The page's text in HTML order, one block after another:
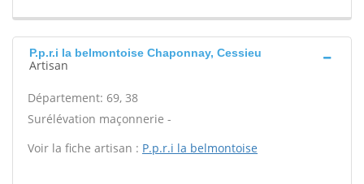
P.p.r.i la belmontoise Chaponnay, Cessieu
Artisan
Département: 69, 38
Surélévation maçonnerie -
Voir la fiche artisan : P.p.r.i la belmontoise